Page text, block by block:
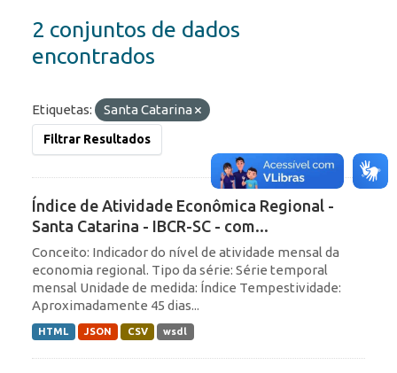
2 conjuntos de dados
encontrados
Etiquetas: Santa Catarina
Filtrar Resultados
Índice de Atividade Econômica Regional -
Santa Catarina - IBCR-SC - com...
Conceito: Indicador do nível de atividade mensal da
economia regional. Tipo da série: Série temporal
mensal Unidade de medida: Índice Tempestividade:
Aproximadamente 45 dias...
HTML JSON CSV wsdl